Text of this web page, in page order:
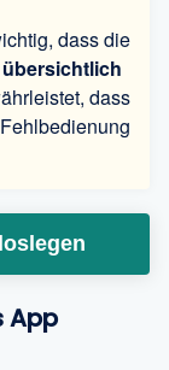
dass die
übersichtlich
dass
App